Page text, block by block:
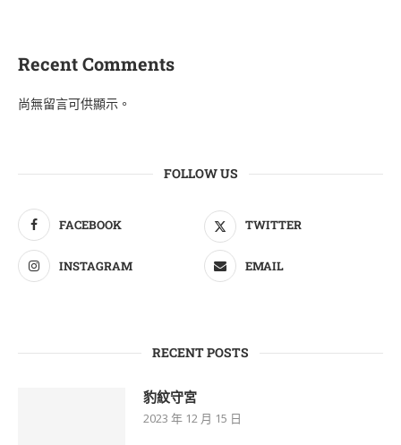
Recent Comments
尚無留言可供顯示。
FOLLOW US
FACEBOOK TWITTER
INSTAGRAM EMAIL
RECENT POSTS
豹紋守宮
2023 年 12 月 15 日